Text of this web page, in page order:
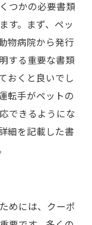
つかの必要書類
す。まず、ペッ
物病院から発行
する重要な書類
おくと良いでし
転手がペットの
できるようにな
細を記載した書
めには、クーポ